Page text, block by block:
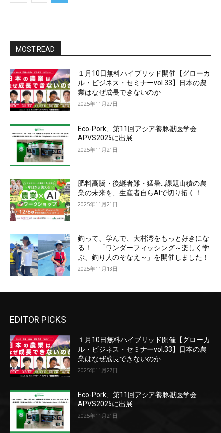
MOST READ
１月10日無料ハイブリッド開催【グローカ
ル・ビジネス・セミナーvol.33】日本の農
業はなぜ成長できないのか
2025年11月27日
Eco-Pork、第11回アジア養豚獣医学会
APVS2025に出展
2025年11月21日
肥料高騰・後継者難・猛暑…課題山積の農
業の未来を、生産者自らAIで切り拓く！
2025年11月21日
釣って、学んで、大村湾をもっと好きにな
る！ 「ワンダーフィッシング～楽しく学
ぶ、釣り人のそなえ～」を開催しました！
2025年11月18日
EDITOR PICKS
１月10日無料ハイブリッド開催【グローカ
ル・ビジネス・セミナーvol.33】日本の農
業はなぜ成長できないのか
2025年11月27日
Eco-Pork、第11回アジア養豚獣医学会
APVS2025に出展
2025年11月21日